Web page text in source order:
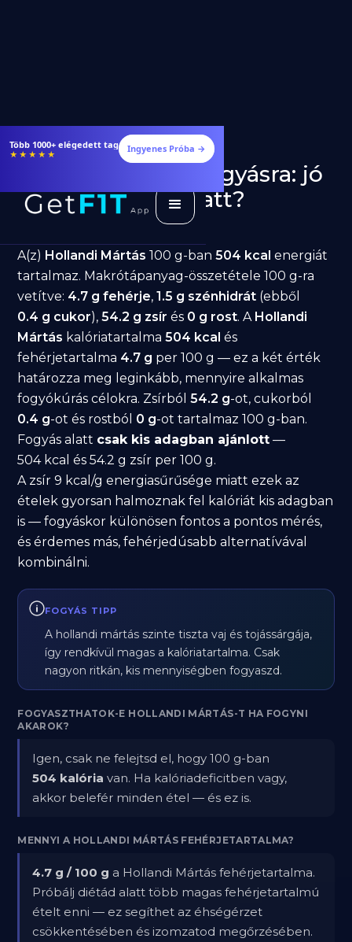
Több 1000+ elégedett tag
★★★★★ Ingyenes Próba →
Hollandi Mártás fogyásra: jó
választás diéta alatt?
A(z) Hollandi Mártás 100 g-ban504 kcal energiát
tartalmaz. Makrótápanyag-összetétele 100 g-ra
vetítve: 4.7 g fehérje,1.5 g szénhidrát (ebből
0.4 g cukor),54.2 g zsír és 0 g rost. A Hollandi
Mártás kalóriatartalma504 kcal és
fehérjetartalma 4.7 g per 100 g — ez a két érték
határozza meg leginkább, mennyire alkalmas
fogyókúrás célokra. Zsírból54.2 g-ot, cukorból
0.4 g-ot és rostból 0 g-ot tartalmaz 100 g-ban.
Fogyás alatt csak kis adagban ajánlott —
504 kcal és 54.2 g zsír per 100 g.
A zsír 9 kcal/g energiasűrűsége miatt ezek az
ételek gyorsan halmoznak fel kalóriát kis adagban
is — fogyáskor különösen fontos a pontos mérés,
és érdemes más, fehérjedúsabb alternatívával
kombinálni.
FOGYÁS TIPP
A hollandi mártás szinte tiszta vaj és tojássárgája,
így rendkívül magas a kalóriatartalma. Csak
nagyon ritkán, kis mennyiségben fogyaszd.
FOGYASZTHATOK-E HOLLANDI MÁRTÁS-T HA FOGYNI
AKAROK?
Igen, csak ne felejtsd el, hogy 100 g-ban
504 kalória van. Ha kalóriadeficitben vagy,
akkor belefér minden étel — és ez is.
MENNYI A HOLLANDI MÁRTÁS FEHÉRJETARTALMA?
4.7 g / 100 g a Hollandi Mártás fehérjetartalma.
Próbálj diétád alatt több magas fehérjetartalmú
ételt enni — ez segíthet az éhségérzet
csökkentésében és izomzatod megőrzésében.